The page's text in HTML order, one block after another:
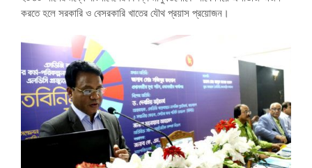
করতে হলে সরকারি ও বেসরকারি খাতের যৌথ প্রয়াস প্রয়োজন।